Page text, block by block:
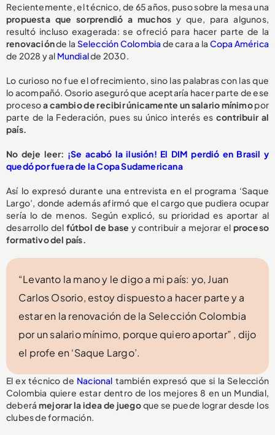
Recientemente, el técnico, de 65 años, puso sobre la mesa una
propuesta que sorprendió a muchosy que, para algunos,
resultó incluso exagerada: se ofreció para hacer parte de la
renovaciónde la Selección Colombia de cara a la Copa América
de 2028 y al Mundialde 2030.
Lo curioso no fue el ofrecimiento, sino las palabras con las que
lo acompañó. Osorio aseguró que aceptaría hacer parte de ese
procesoa cambio de recibirúnicamente un salario mínimopor
parte de la Federación, pues su único interés escontribuir al
país.
No deje leer: ¡Se acabó la ilusión! El DIM perdió en Brasil y
quedó por fuera de la Copa Sudamericana
Así lo expresó durante una entrevista en el programa ‘Saque
Largo’, donde además afirmó que el cargo que pudiera ocupar
sería lo de menos. Según explicó, su prioridad es aportar al
desarrollo del fútbol de base y contribuir a mejorar el proceso
formativo del país.
“Levanto la mano y le digo a mi país: yo, Juan
Carlos Osorio, estoy dispuesto a hacer parte y a
estar en la renovación de la Selección Colombia
por un salario mínimo, porque quiero aportar” , dijo
el profe en ‘Saque Largo’.
El ex técnico de Nacional también expresó que si la Selección
Colombia quiere estar dentro de los mejores 8 en un Mundial,
deberá mejorar la idea de juegoque se puede lograr desde los
clubes de formación.